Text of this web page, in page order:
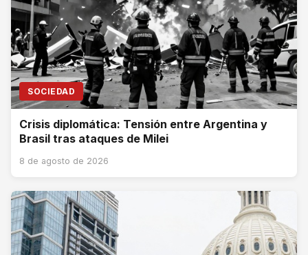
SOCIEDAD
Crisis diplomática: Tensión entre Argentina y
Brasil tras ataques de Milei
8 de agosto de 2026